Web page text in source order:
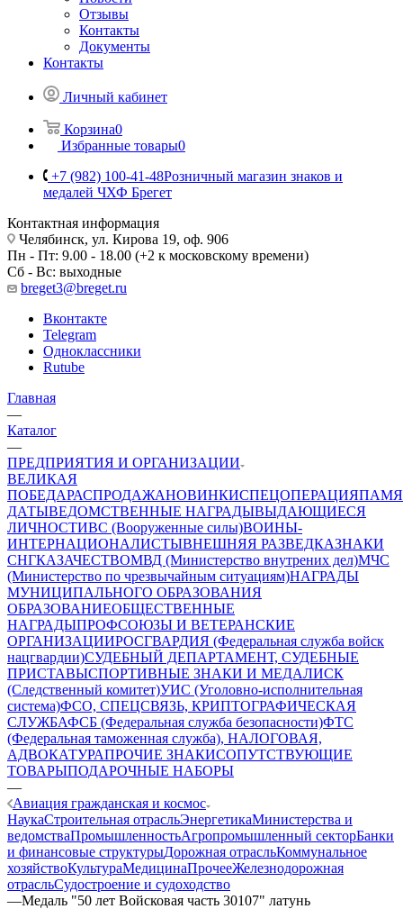
Отзывы
Контакты
Документы
Контакты
Личный кабинет
Корзина0
Избранные товары0
+7 (982) 100-41-48Розничный магазин знаков и
медалей ЧХФ Брегет
Контактная информация
Челябинск, ул. Кирова 19, оф. 906
Пн - Пт: 9.00 - 18.00 (+2 к московскому времени)
Сб - Вс: выходные
breget3@breget.ru
Вконтакте
Telegram
Одноклассники
Rutube
Главная
—
Каталог
—
ПРЕДПРИЯТИЯ И ОРГАНИЗАЦИИ
ВЕЛИКАЯ
ПОБЕДАРАСПРОДАЖАНОВИНКИСПЕЦОПЕРАЦИЯ
ДАТЫВЕДОМСТВЕННЫЕ НАГРАДЫВЫДАЮЩИЕСЯ
ЛИЧНОСТИВС (Вооруженные силы)ВОИНЫ-
ИНТЕРНАЦИОНАЛИСТЫВНЕШНЯЯ РАЗВЕДКАЗНАКИ
СНГКАЗАЧЕСТВОМВД (Министерство внутрених дел)МЧС
(Министерство по чрезвычайным ситуациям)НАГРАДЫ
МУНИЦИПАЛЬНОГО ОБРАЗОВАНИЯ
ОБРАЗОВАНИЕОБЩЕСТВЕННЫЕ
НАГРАДЫПРОФСОЮЗЫ И ВЕТЕРАНСКИЕ
ОРГАНИЗАЦИИРОСГВАРДИЯ (Федеральная служба войск
нацгвардии)СУДЕБНЫЙ ДЕПАРТАМЕНТ, СУДЕБНЫЕ
ПРИСТАВЫСПОРТИВНЫЕ ЗНАКИ И МЕДАЛИСК
(Следственный комитет)УИС (Уголовно-исполнительная
система)ФСО, СПЕЦСВЯЗЬ, КРИПТОГРАФИЧЕСКАЯ
СЛУЖБАФСБ (Федеральная служба безопасности)ФТС
(Федеральная таможенная служба), НАЛОГОВАЯ,
АДВОКАТУРАПРОЧИЕ ЗНАКИСОПУТСТВУЮЩИЕ
ТОВАРЫПОДАРОЧНЫЕ НАБОРЫ
—
Авиация гражданская и космос
НаукаСтроительная отрасльЭнергетикаМинистерства и
ведомстваПромышленностьАгропромышленный секторБанки
и финансовые структурыДорожная отрасльКоммунальное
хозяйствоКультураМедицинаПрочееЖелезнодорожная
отрасльСудостроение и судоходство
—Медаль "50 лет Войсковая часть 30107" латунь